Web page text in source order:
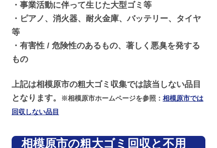
・事業活動に伴って生じた大型ゴミ等
・ピアノ、消火器、耐火金庫、バッテリー、タイヤ
等
・有害性 / 危険性のあるもの、著しく悪臭を発する
もの
上記は相模原市の粗大ゴミ収集では該当しない品目
となります。
※相模原市ホームページを参照： 相模原市では
回収しない品目
相模原市の粗大ゴミ回収と不用